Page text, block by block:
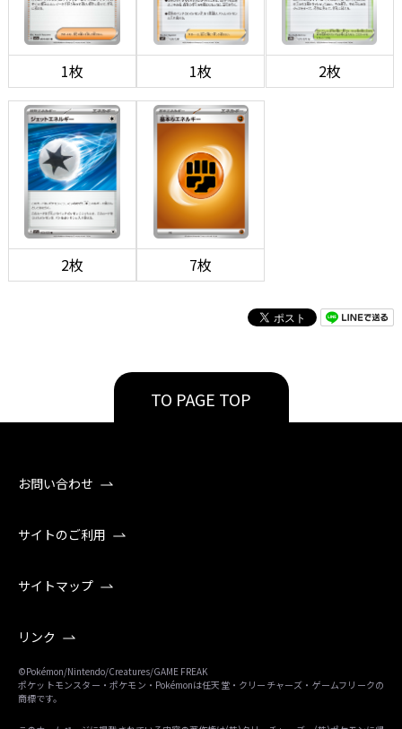
1枚 1枚 2枚
2枚 7枚
TO PAGE TOP
お問い合わせ
サイトのご利用
サイトマップ
リンク
©Pokémon/Nintendo/Creatures/GAME FREAK
ポケットモンスター・ポケモン・Pokémonは任天堂・クリーチャーズ・ゲームフリークの
商標です。